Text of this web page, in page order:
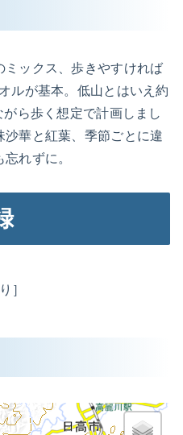
ミックス、歩きやすければ
ルが基本。低山とはいえ約
ら歩く想定で計画しまし
沙華と紅葉、季節ごとに違
れずに。
］